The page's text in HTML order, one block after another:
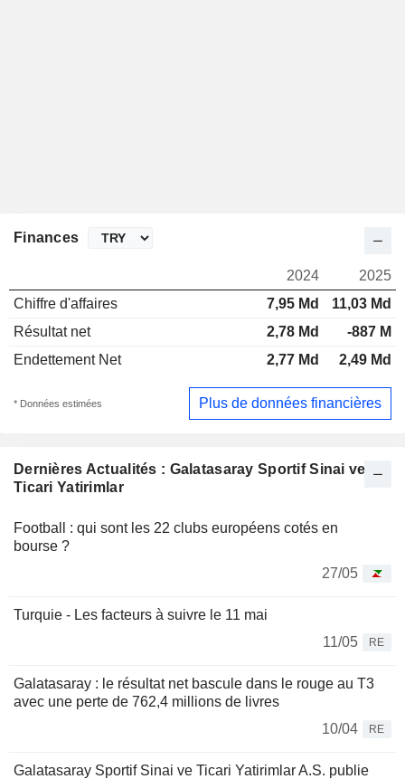
Dernières Actualités : Galatasaray Sportif Sinai ve
Ticari Yatirimlar
Football : qui sont les 22 clubs européens cotés en
bourse ?
27/05
Turquie - Les facteurs à suivre le 11 mai
11/05
RE
Galatasaray : le résultat net bascule dans le rouge au T3
avec une perte de 762,4 millions de livres
10/04
RE
Galatasaray Sportif Sinai ve Ticari Yatirimlar A.S. publie
Finances
2024
2025
Chiffre d'affaires
7,95 Md
11,03 Md
Résultat net
2,78 Md
-887 M
Endettement Net
2,77 Md 2,49 Md
* Données estimées Plus de données financières